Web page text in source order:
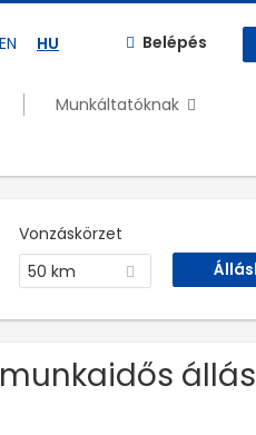
EN HU Belépés
Munkáltatóknak
Vonzáskörzet
50 km
állás